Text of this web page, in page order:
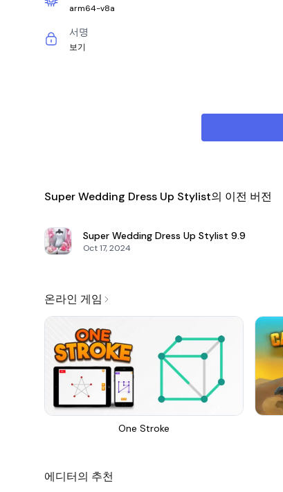
arm64-v8a
서명
보기
Super Wedding Dress Up Stylist의 이전 버전
Super Wedding Dress Up Stylist 9.9
Oct 17, 2024
온라인 게임
One Stroke
에디터의 추천